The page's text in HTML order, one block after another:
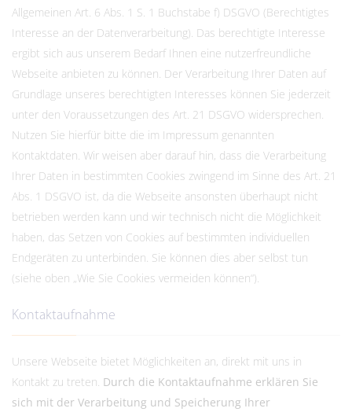
Allgemeinen Art. 6 Abs. 1 S. 1 Buchstabe f) DSGVO (Berechtigtes
Interesse an der Datenverarbeitung). Das berechtigte Interesse
ergibt sich aus unserem Bedarf Ihnen eine nutzerfreundliche
Webseite anbieten zu können. Der Verarbeitung Ihrer Daten auf
Grundlage unseres berechtigten Interesses können Sie jederzeit
unter den Voraussetzungen des Art. 21 DSGVO widersprechen.
Nutzen Sie hierfür bitte die im Impressum genannten
Kontaktdaten. Wir weisen aber darauf hin, dass die Verarbeitung
Ihrer Daten in bestimmten Cookies zwingend im Sinne des Art. 21
Abs. 1 DSGVO ist, da die Webseite ansonsten überhaupt nicht
betrieben werden kann und wir technisch nicht die Möglichkeit
haben, das Setzen von Cookies auf bestimmten individuellen
Endgeräten zu unterbinden. Sie können dies aber selbst tun
(siehe oben „Wie Sie Cookies vermeiden können“).
Kontaktaufnahme
Unsere Webseite bietet Möglichkeiten an, direkt mit uns in
Kontakt zu treten. Durch die Kontaktaufnahme erklären Sie
sich mit der Verarbeitung und Speicherung Ihrer